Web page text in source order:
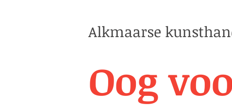
Alkmaarse
Oog